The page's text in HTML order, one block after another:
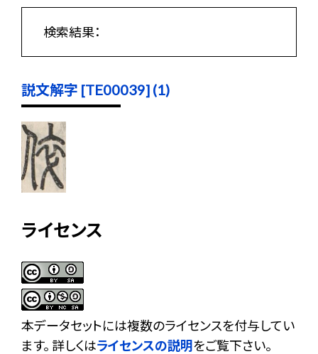
検索結果：
説文解字 [TE00039] (1)
ライセンス
本データセットには複数のライセンスを付与してい
ます。 詳しくはライセンスの説明をご覧下さい。